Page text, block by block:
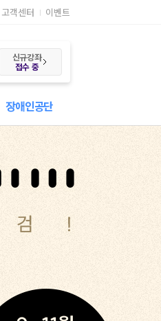
고객센터 이벤트
신규강좌
접수 중
장애인공단